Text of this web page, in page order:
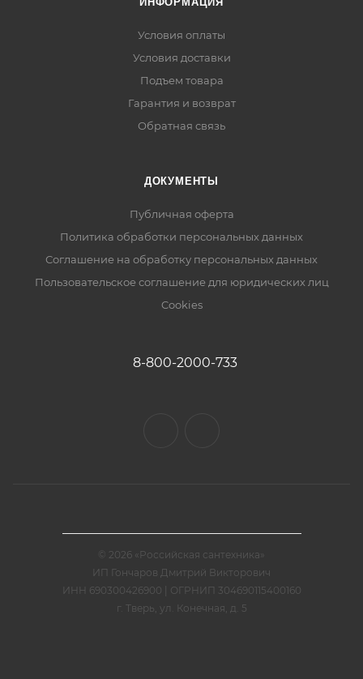
Условия оплаты
Условия доставки
Подъем товара
Гарантия и возврат
Обратная связь
ДОКУМЕНТЫ
Публичная оферта
Политика обработки персональных данных
Соглашение на обработку персональных данных
Пользовательское соглашение для юридических лиц
Cookies
8-800-2000-733
© 2026 «Российская сантехника»
ИП Гончаров Дмитрий Викторович
ИНН 690300426900 | ОГРНИП 304690115400160
г. Тверь, ул. Конечная, д. 5